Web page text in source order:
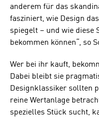
anderem für das
fasziniert, wie Design
spiegelt – und wie diese
bekommen können“, so
Wer bei ihr kauft,
Dabei bleibt sie
Designklassiker sollten
reine Wertanlage
spezielles Stück sucht,